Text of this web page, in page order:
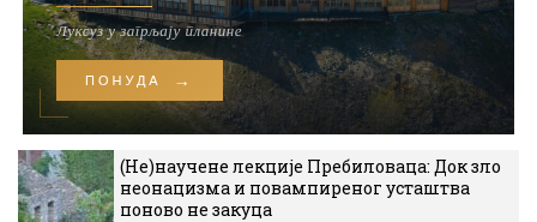
(Не)научене лекције Пребиловаца: Док зло
неонацизма и повампиреног усташтва
поново не закуца